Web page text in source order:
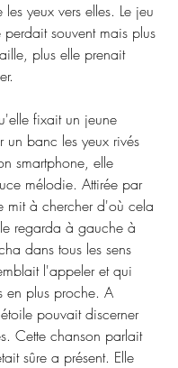
yeux vers elles. Le jeu
souvent mais plus
plus elle prenait
fixait un jeune
un banc les yeux rivés
smartphone, elle
mélodie. Attirée par
mit à chercher d'où cela
regarda à gauche à
dans tous les sens
l'appeler et qui
en plus proche. A
pouvait discerner
Cette chanson parlait
sûre a présent. Elle